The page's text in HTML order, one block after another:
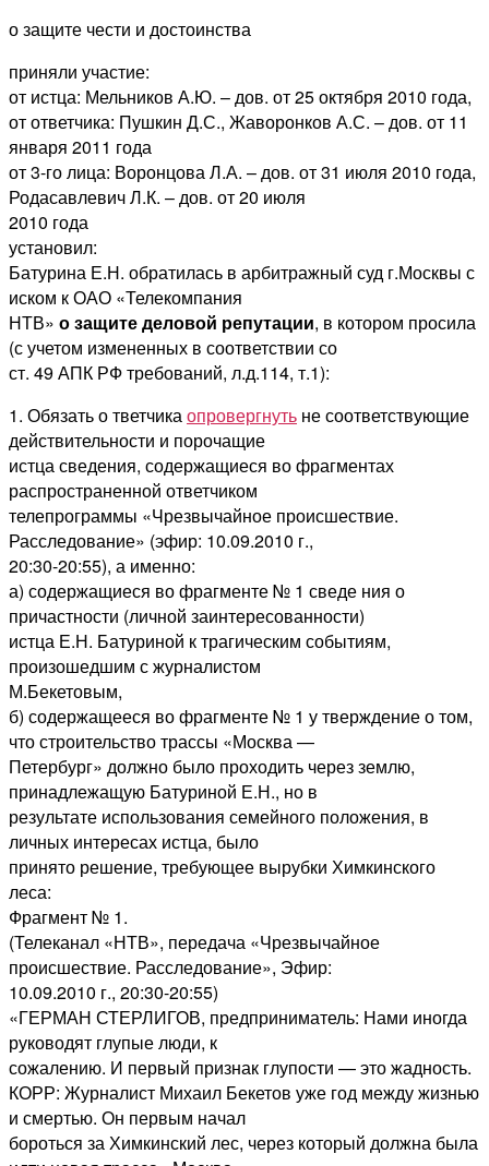
о защите чести и достоинства
приняли участие:
от истца: Мельников А.Ю. – дов. от 25 октября 2010 года,
от ответчика: Пушкин Д.С., Жаворонков А.С. – дов. от 11
января 2011 года
от 3-го лица: Воронцова Л.А. – дов. от 31 июля 2010 года,
Родасавлевич Л.К. – дов. от 20 июля
2010 года
установил:
Батурина Е.Н. обратилась в арбитражный суд г.Москвы с
иском к ОАО «Телекомпания
НТВ» о защите деловой репутации, в котором просила
(с учетом измененных в соответствии со
ст. 49 АПК РФ требований, л.д.114, т.1):
1. Обязать о тветчикаопровергнуть не соответствующие
действительности и порочащие
истца сведения, содержащиеся во фрагментах
распространенной ответчиком
телепрограммы «Чрезвычайное происшествие.
Расследование» (эфир: 10.09.2010 г.,
20:30-20:55), а именно:
а) содержащиеся во фрагменте № 1 сведе ния о
причастности (личной заинтересованности)
истца Е.Н. Батуриной к трагическим событиям,
произошедшим с журналистом
М.Бекетовым,
б) содержащееся во фрагменте № 1 у тверждение о том,
что строительство трассы «Москва —
Петербург» должно было проходить через землю,
принадлежащую Батуриной Е.Н., но в
результате использования семейного положения, в
личных интересах истца, было
принято решение, требующее вырубки Химкинского
леса:
Фрагмент № 1.
(Телеканал «НТВ», передача «Чрезвычайное
происшествие. Расследование», Эфир:
10.09.2010 г., 20:30-20:55)
«ГЕРМАН СТЕРЛИГОВ, предприниматель: Нами иногда
руководят глупые люди, к
сожалению. И первый признак глупости — это жадность.
КОРР: Журналист Михаил Бекетов уже год между жизнью
и смертью. Он первым начал
бороться за Химкинский лес, через который должна была